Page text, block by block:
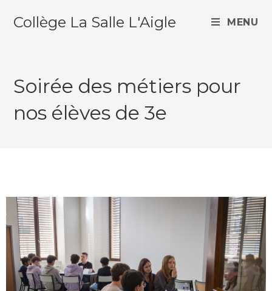
Collège La Salle L'Aigle MENU
Soirée des métiers pour
nos élèves de 3e